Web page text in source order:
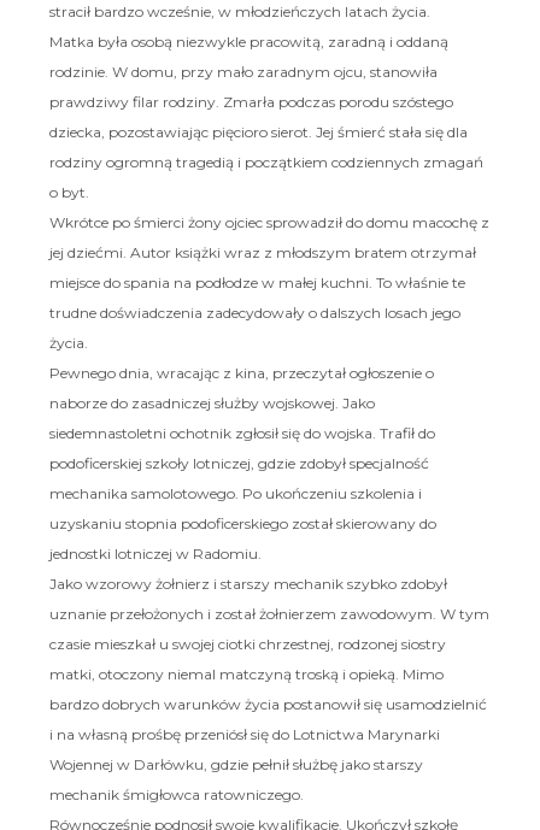
stracił bardzo wcześnie, w młodzieńczych latach życia.
Matka była osobą niezwykle pracowitą, zaradną i oddaną
rodzinie. W domu, przy mało zaradnym ojcu, stanowiła
prawdziwy filar rodziny. Zmarła podczas porodu szóstego
dziecka, pozostawiając pięcioro sierot. Jej śmierć stała się dla
rodziny ogromną tragedią i początkiem codziennych zmagań
o byt.
Wkrótce po śmierci żony ojciec sprowadził do domu macochę z
jej dziećmi. Autor książki wraz z młodszym bratem otrzymał
miejsce do spania na podłodze w małej kuchni. To właśnie te
trudne doświadczenia zadecydowały o dalszych losach jego
życia.
Pewnego dnia, wracając z kina, przeczytał ogłoszenie o
naborze do zasadniczej służby wojskowej. Jako
siedemnastoletni ochotnik zgłosił się do wojska. Trafił do
podoficerskiej szkoły lotniczej, gdzie zdobył specjalność
mechanika samolotowego. Po ukończeniu szkolenia i
uzyskaniu stopnia podoficerskiego został skierowany do
jednostki lotniczej w Radomiu.
Jako wzorowy żołnierz i starszy mechanik szybko zdobył
uznanie przełożonych i został żołnierzem zawodowym. W tym
czasie mieszkał u swojej ciotki chrzestnej, rodzonej siostry
matki, otoczony niemal matczyną troską i opieką. Mimo
bardzo dobrych warunków życia postanowił się usamodzielnić
i na własną prośbę przeniósł się do Lotnictwa Marynarki
Wojennej w Darłówku, gdzie pełnił służbę jako starszy
mechanik śmigłowca ratowniczego.
Równocześnie podnosił swoje kwalifikacje. Ukończył szkołę